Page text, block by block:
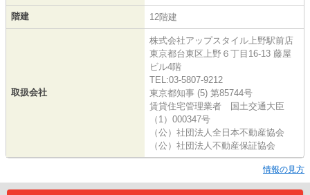
階建 12階建
取扱会社
株式会社アップスタイル上野駅前店
東京都台東区上野６丁目16-13 藤屋
ビル4階
TEL:03-5807-9212
東京都知事 (5) 第85744号
賃貸住宅管理業者 国土交通大臣
（1）000347号
（公）社団法人全日本不動産協会
（公）社団法人不動産保証協会
情報の見方